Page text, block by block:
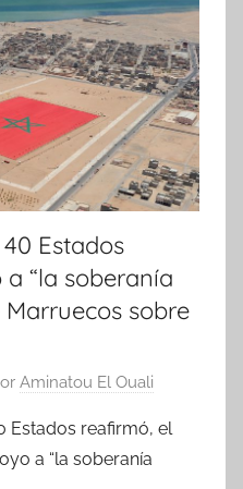
Estados
“la soberanía
sobre
Aminatou El Ouali
Estados reafirmó, el
a “la soberanía